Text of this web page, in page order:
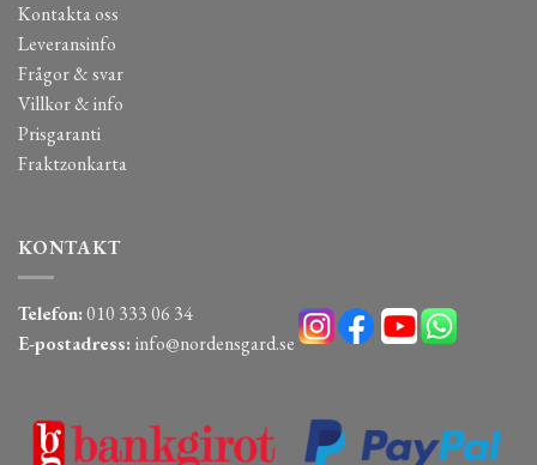
Kontakta oss
Leveransinfo
Frågor & svar
Villkor & info
Prisgaranti
Fraktzonkarta
KONTAKT
Telefon:010 333 06 34
E-postadress: info@nordensgard.se